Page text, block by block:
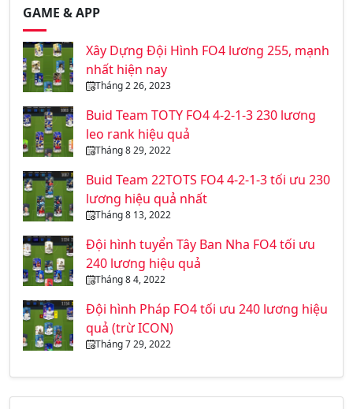
GAME & APP
Xây Dựng Đội Hình FO4 lương 255, mạnh
nhất hiện nay
Tháng 2 26, 2023
Buid Team TOTY FO4 4-2-1-3 230 lương
leo rank hiệu quả
Tháng 8 29, 2022
Buid Team 22TOTS FO4 4-2-1-3 tối ưu 230
lương hiệu quả nhất
Tháng 8 13, 2022
Đội hình tuyển Tây Ban Nha FO4 tối ưu
240 lương hiệu quả
Tháng 8 4, 2022
Đội hình Pháp FO4 tối ưu 240 lương hiệu
quả (trừ ICON)
Tháng 7 29, 2022